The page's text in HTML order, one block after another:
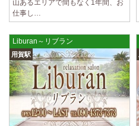
山あるエリアで間もなく1年間、お
仕事し…
Liburan～リブラン
用賀駅